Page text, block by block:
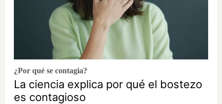
¿Por qué se contagia?
La ciencia explica por qué el bostezo
es contagioso